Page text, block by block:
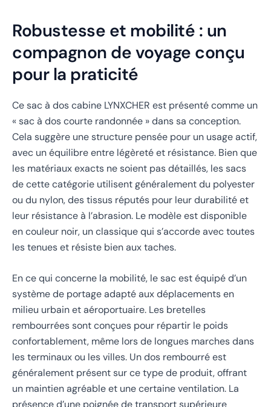
Robustesse et mobilité : un
compagnon de voyage conçu
pour la praticité
Ce sac à dos cabine LYNXCHER est présenté comme un
« sac à dos courte randonnée » dans sa conception.
Cela suggère une structure pensée pour un usage actif,
avec un équilibre entre légèreté et résistance. Bien que
les matériaux exacts ne soient pas détaillés, les sacs
de cette catégorie utilisent généralement du polyester
ou du nylon, des tissus réputés pour leur durabilité et
leur résistance à l’abrasion. Le modèle est disponible
en couleur noir, un classique qui s’accorde avec toutes
les tenues et résiste bien aux taches.
En ce qui concerne la mobilité, le sac est équipé d’un
système de portage adapté aux déplacements en
milieu urbain et aéroportuaire. Les bretelles
rembourrées sont conçues pour répartir le poids
confortablement, même lors de longues marches dans
les terminaux ou les villes. Un dos rembourré est
généralement présent sur ce type de produit, offrant
un maintien agréable et une certaine ventilation. La
présence d’une poignée de transport supérieure